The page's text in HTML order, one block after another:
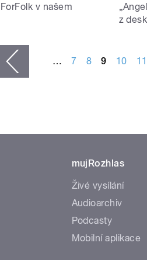
v našem
z
… 7 8 9 10 11
mujRozhlas
Živé vysílání
Audioarchiv
Podcasty
Mobilní aplikace